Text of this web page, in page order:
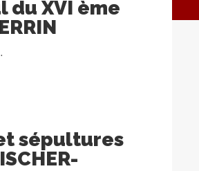
du XVI ème
sépultures